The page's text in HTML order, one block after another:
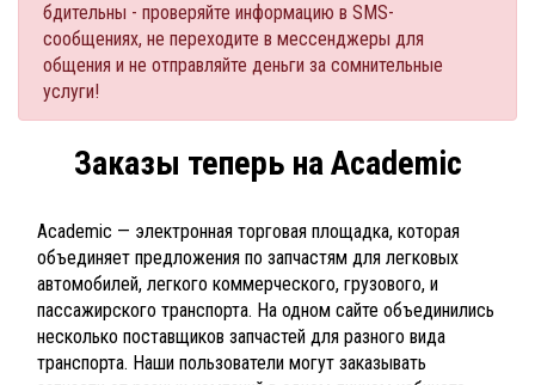
бдительны - проверяйте информацию в SMS-
сообщениях, не переходите в мессенджеры для
общения и не отправляйте деньги за сомнительные
услуги!
Заказы теперь на Academic
Academic — электронная торговая площадка, которая
объединяет предложения по запчастям для легковых
автомобилей, легкого коммерческого, грузового, и
пассажирского транспорта. На одном сайте объединились
несколько поставщиков запчастей для разного вида
транспорта. Наши пользователи могут заказывать